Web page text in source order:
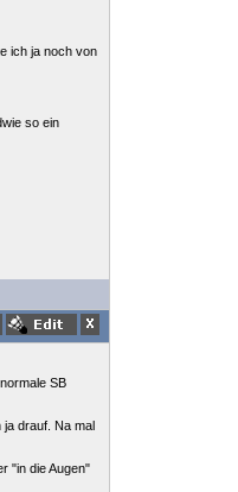
ich ja noch von
so ein
SB
drauf. Na mal
"in die Augen"